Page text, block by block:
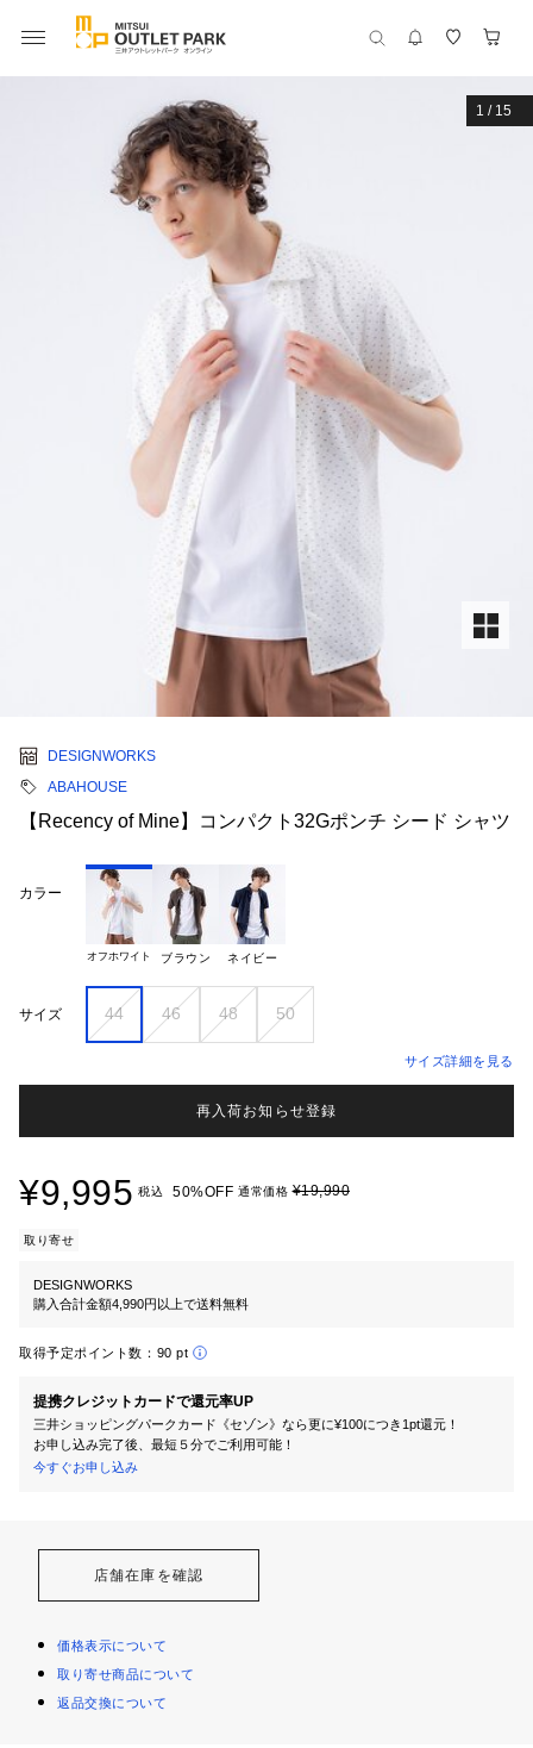
1 / 15
DESIGNWORKS
ABAHOUSE
【Recency of Mine】コンパクト32Gポンチ シード シャツ
カラー
オフホワイト ブラウン ネイビー
サイズ 44 46 48 50
サイズ詳細を見る
再入荷お知らせ登録
¥9,995 税込 50%OFF 通常価格¥19,990
取り寄せ
DESIGNWORKS
購入合計金額4,990円以上で送料無料
取得予定ポイント数： 90 pt
提携クレジットカードで還元率UP
三井ショッピングパークカード《セゾン》なら更に¥100につき1pt還元！
お申し込み完了後、最短５分でご利用可能！
今すぐお申し込み
店舗在庫を確認
価格表示について
取り寄せ商品について
返品交換について